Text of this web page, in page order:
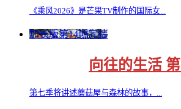
《乘风2026》是芒果TV制作的国际女...
加长版第14期完结
向往的生活
第七季将讲述蘑菇屋与森林的故事，...